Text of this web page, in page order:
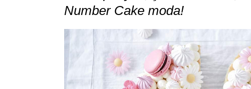
Number Cake moda!